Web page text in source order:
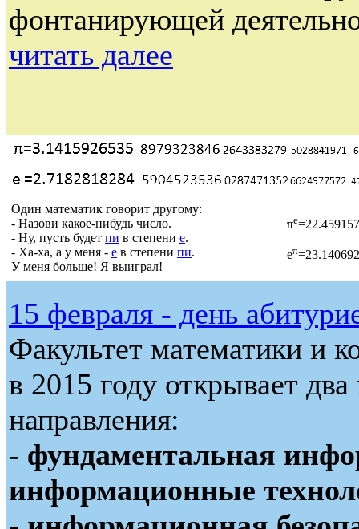
фонтанирующей
читать далее
Один математик говорит другому:
- Назови какое-нибудь число.
- Ну, пусть будет пи в степени е.
- Ха-ха, а у меня - е в степени пи.
У меня больше! Я выиграл!
πe
eπ
15 февраля - день
Факультет математики и
в 2015 году открывает
направления:
- фундаментальная
информационные